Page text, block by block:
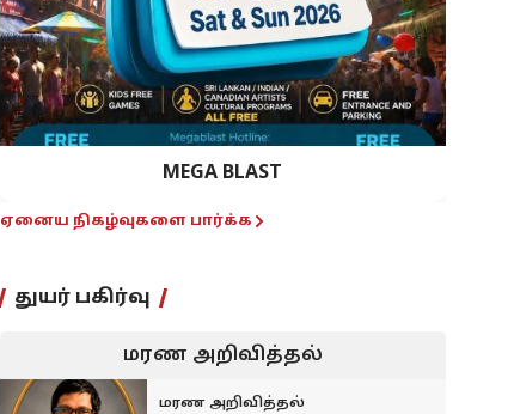
MEGA BLAST
ஏனைய நிகழ்வுகளை பார்க்க
துயர் பகிர்வு
மரண அறிவித்தல்
மரண அறிவித்தல்